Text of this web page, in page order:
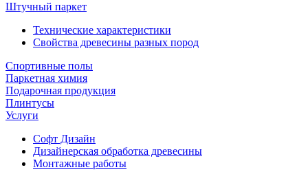
Штучный паркет
Технические характеристики
Свойства древесины разных пород
Спортивные полы
Паркетная химия
Подарочная продукция
Плинтусы
Услуги
Софт Дизайн
Дизайнерская обработка древесины
Монтажные работы